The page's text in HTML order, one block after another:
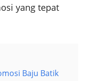
yang tepat
Baju Batik